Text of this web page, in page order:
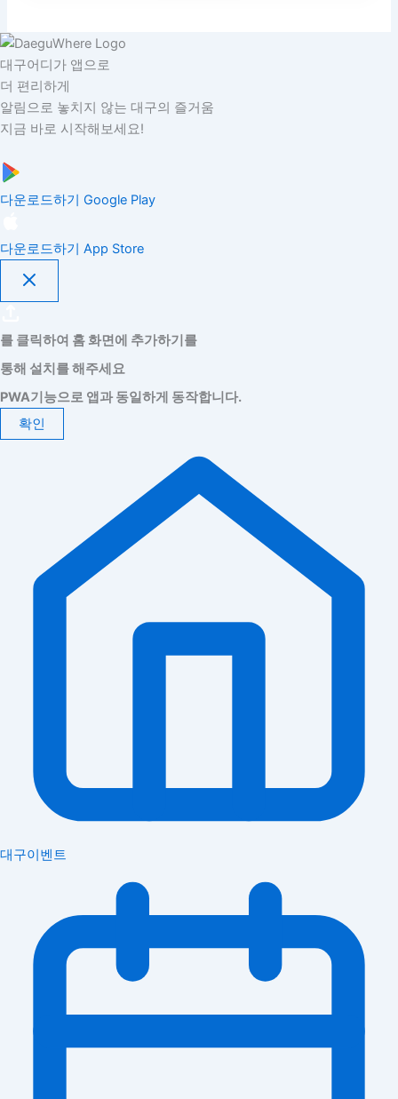
대구어디가 앱으로
더 편리하게
알림으로 놓치지 않는 대구의 즐거움
지금 바로 시작해보세요!
다운로드하기 Google Play
다운로드하기 App Store
를 클릭하여 홈 화면에 추가하기를
통해 설치를 해주세요
PWA기능으로 앱과 동일하게 동작합니다.
확인
대구이벤트